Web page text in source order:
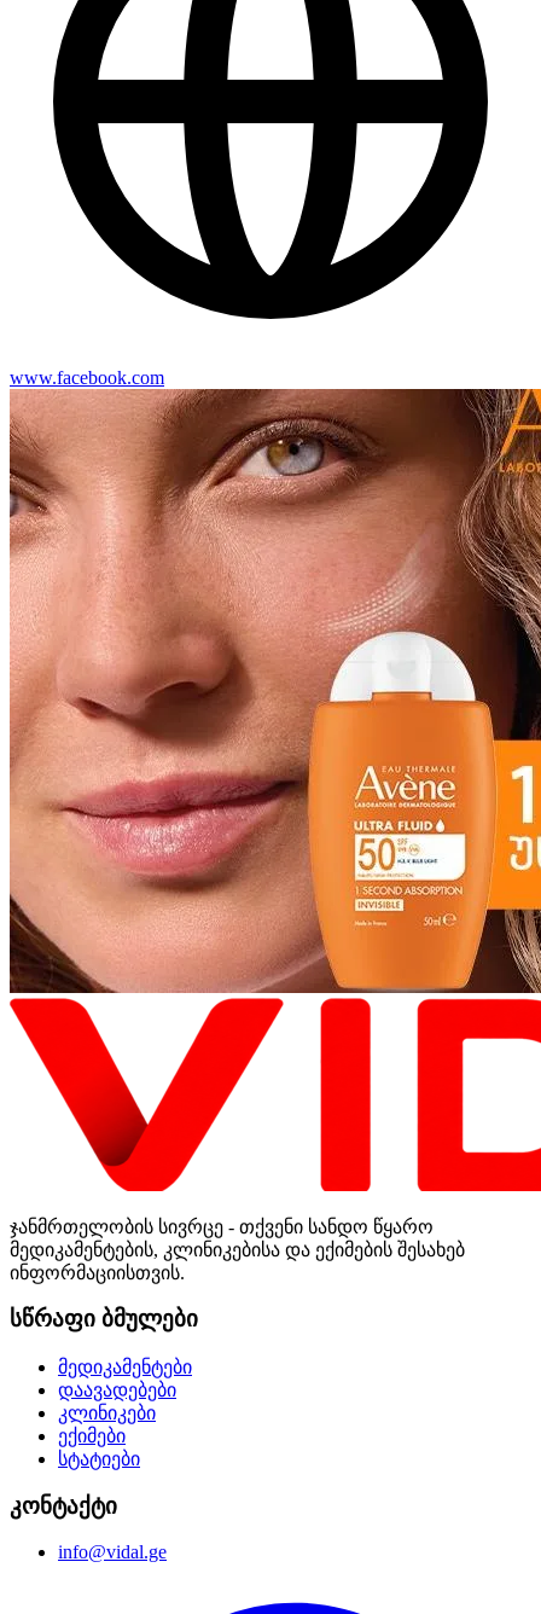
www.facebook.com
ჯანმრთელობის სივრცე - თქვენი სანდო წყარო
მედიკამენტების, კლინიკებისა და ექიმების შესახებ
ინფორმაციისთვის.
სწრაფი ბმულები
მედიკამენტები
დაავადებები
კლინიკები
ექიმები
სტატიები
კონტაქტი
info@vidal.ge